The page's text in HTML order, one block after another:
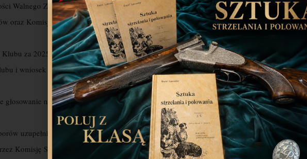
Walnego Zgromadzenia.
oraz Komisji Skrutacyjnej.
Klubu za 2025 rok.
i wniosek w sprawie absolutorium dla Zarządu.
głosowanie nad wnioskiem w sprawie udzielenia absolutorium poszczególnym członkom
uzupełniających do Zarządu Klubu zgodnie z Uchwałą WZ nr z dnia 22.04.2023r.
Komisję Skrutacyjną